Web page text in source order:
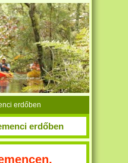
erdőben
erdőben